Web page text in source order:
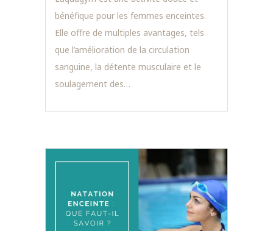
bénéfique pour les femmes enceintes.
Elle offre de multiples avantages, tels
que l’amélioration de la circulation
sanguine, la détente musculaire et le
soulagement des…